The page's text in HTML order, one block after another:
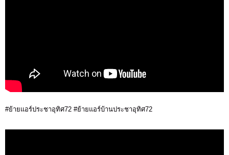
#ย้ายแอร์ประชาอุทิศ72 #ย้ายแอร์บ้านประชาอุทิศ72